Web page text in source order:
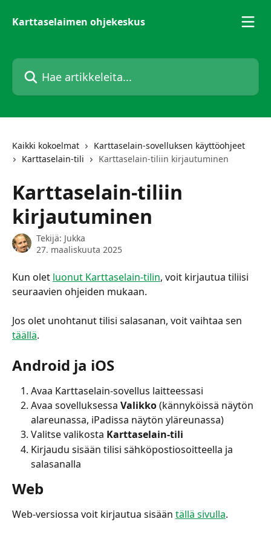
Karttaselaimen ohjekeskus
Hae artikkeleita...
Kaikki kokoelmat
Karttaselain-sovelluksen käyttöohjeet
Karttaselain-tili
Karttaselain-tiliin kirjautuminen
Karttaselain-tiliin
kirjautuminen
Tekijä: Jukka
27. maaliskuuta 2025
Kun olet luonut Karttaselain-tilin, voit kirjautua tiliisi
seuraavien ohjeiden mukaan.
Jos olet unohtanut tilisi salasanan, voit vaihtaa sen
täällä.
Android ja iOS
Avaa Karttaselain-sovellus laitteessasi
Avaa sovelluksessa Valikko (kännyköissä näytön
alareunassa, iPadissa näytön yläreunassa)
Valitse valikosta Karttaselain-tili
Kirjaudu sisään tilisi sähköpostiosoitteella ja
salasanalla
Web
Web-versiossa voit kirjautua sisään tällä sivulla.